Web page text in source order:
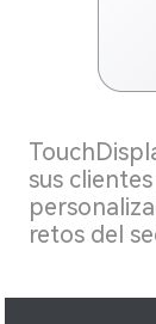
sus
retos del